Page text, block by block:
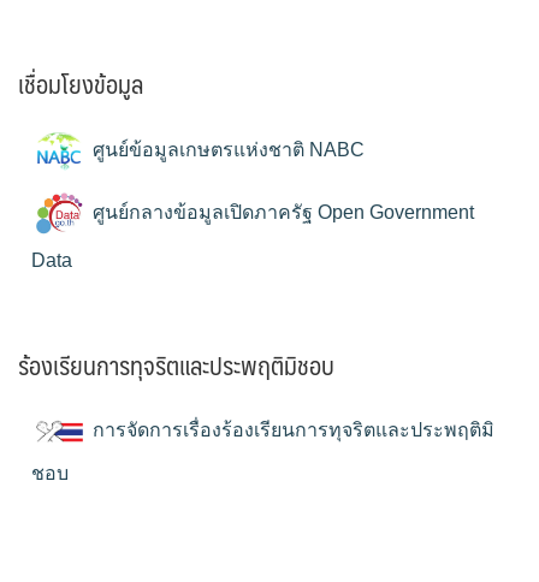
เชื่อมโยงข้อมูล
ศูนย์ข้อมูลเกษตรแห่งชาติ NABC
ศูนย์กลางข้อมูลเปิดภาครัฐ Open Government
Data
ร้องเรียนการทุจริตและประพฤติมิชอบ
การจัดการเรื่องร้องเรียนการทุจริตและประพฤติมิ
ชอบ